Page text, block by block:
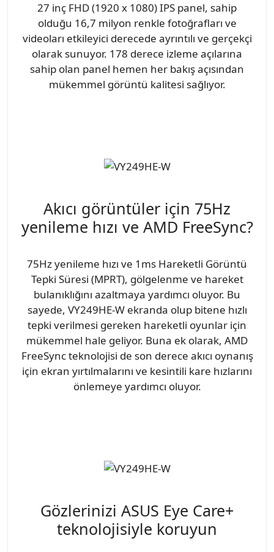
27 inç FHD (1920 x 1080) IPS panel, sahip
olduğu 16,7 milyon renkle fotoğrafları ve
videoları etkileyici derecede ayrıntılı ve gerçekçi
olarak sunuyor. 178 derece izleme açılarına
sahip olan panel hemen her bakış açısından
mükemmel görüntü kalitesi sağlıyor.
Akıcı görüntüler için 75Hz
yenileme hızı ve AMD FreeSync?
75Hz yenileme hızı ve 1ms Hareketli Görüntü
Tepki Süresi (MPRT), gölgelenme ve hareket
bulanıklığını azaltmaya yardımcı oluyor. Bu
sayede, VY249HE-W ekranda olup bitene hızlı
tepki verilmesi gereken hareketli oyunlar için
mükemmel hale geliyor. Buna ek olarak, AMD
FreeSync teknolojisi de son derece akıcı oynanış
için ekran yırtılmalarını ve kesintili kare hızlarını
önlemeye yardımcı oluyor.
Gözlerinizi ASUS Eye Care+
teknolojisiyle koruyun